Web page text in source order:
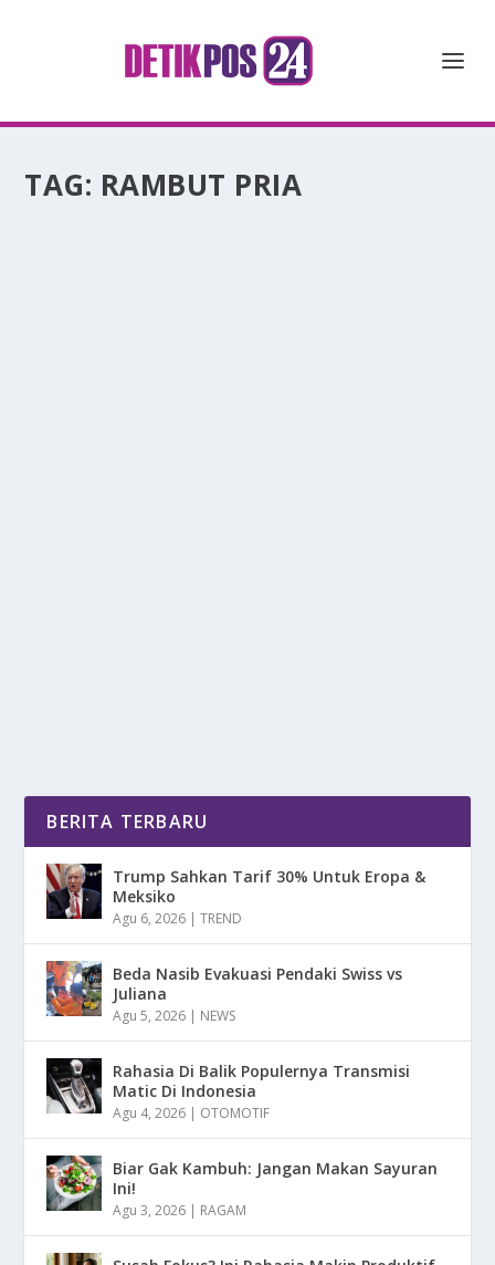
TAG: RAMBUT PRIA
BERITA TERBARU
Trump Sahkan Tarif 30% Untuk Eropa &
Meksiko
Agu 6, 2026 |TREND
Beda Nasib Evakuasi Pendaki Swiss vs
Juliana
Agu 5, 2026 | NEWS
Rahasia Di Balik Populernya Transmisi
Matic Di Indonesia
Agu 4, 2026 | OTOMOTIF
Biar Gak Kambuh: Jangan Makan Sayuran
Ini!
Agu 3, 2026 | RAGAM